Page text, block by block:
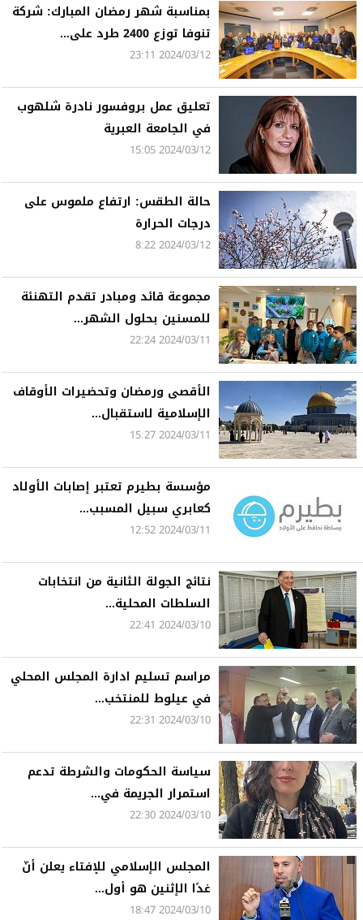
بمناسبة شهر رمضان المبارك: شركة
تنوفا توزع 2400 طرد على...
2024/03/12 23:11
تعليق عمل بروفسور نادرة شلهوب
في الجامعة العبرية
2024/03/12 15:05
حالة الطقس: ارتفاع ملموس على
درجات الحرارة
2024/03/12 8:22
مجموعة قائد ومبادر تقدم التهنئة
للمسنين بحلول الشهر...
2024/03/11 22:24
الأقصى ورمضان وتحضيرات الأوقاف
الإسلامية لاستقبال...
2024/03/11 15:27
مؤسسة بطيرم تعتبر إصابات الأولاد
كعابري سبيل المسبب...
2024/03/11 12:52
نتائج الجولة الثانية من انتخابات
السلطات المحلية...
2024/03/10 22:41
مراسم تسليم ادارة المجلس المحلي
في عيلوط للمنتخب...
2024/03/10 22:31
سياسة الحكومات والشرطة تدعم
استمرار الجريمة في...
2024/03/10 22:30
المجلس الإسلامي للإفتاء يعلن أنّ
غدًا الإثنين هو أول...
2024/03/10 18:47